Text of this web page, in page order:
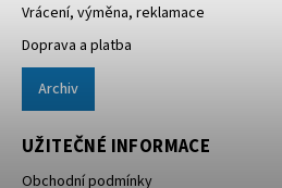
Vrácení, výměna, reklamace
Doprava a platba
Archiv
UŽITEČNÉ INFORMACE
Obchodní podmínky